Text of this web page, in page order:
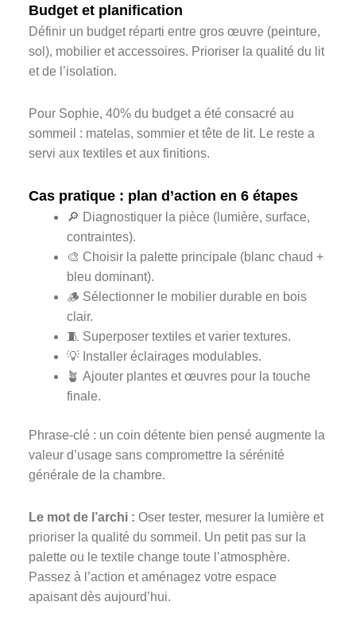
Budget et planification
Définir un budget réparti entre gros œuvre (peinture,
sol), mobilier et accessoires. Prioriser la qualité du lit
et de l’isolation.
Pour Sophie, 40% du budget a été consacré au
sommeil : matelas, sommier et tête de lit. Le reste a
servi aux textiles et aux finitions.
Cas pratique : plan d’action en 6 étapes
🔎 Diagnostiquer la pièce (lumière, surface,
contraintes).
🎨 Choisir la palette principale (blanc chaud +
bleu dominant).
🪵 Sélectionner le mobilier durable en bois
clair.
🧵 Superposer textiles et varier textures.
💡 Installer éclairages modulables.
🪴 Ajouter plantes et œuvres pour la touche
finale.
Phrase-clé : un coin détente bien pensé augmente la
valeur d’usage sans compromettre la sérénité
générale de la chambre.
Le mot de l’archi : Oser tester, mesurer la lumière et
prioriser la qualité du sommeil. Un petit pas sur la
palette ou le textile change toute l’atmosphère.
Passez à l’action et aménagez votre espace
apaisant dès aujourd’hui.